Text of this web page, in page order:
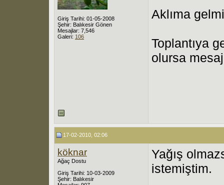
Giriş Tarihi: 01-05-2008
Şehir: Balıkesir Gönen
Mesajlar: 7,546
Galeri: 106
Aklıma
Toplantıya
olursa
17-02-2010, 02:06
köknar
Ağaç Dostu
Giriş Tarihi: 10-03-2009
Şehir: Balıkesir
Yağış
istemiştim.